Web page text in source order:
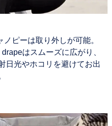
ピーは取り外しが可能。
はスムーズに広がり、
日光やホコリを避けてお出